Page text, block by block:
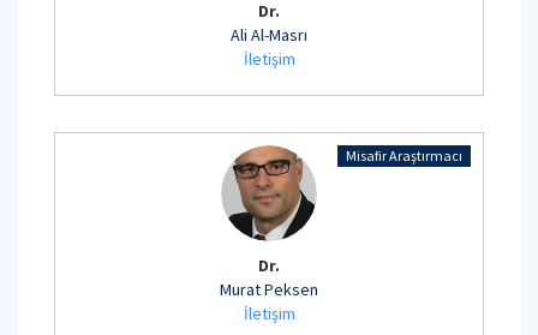
Dr.
Ali Al-Masrı
İletişim
Misafir Araştırmacı
Dr.
Murat Peksen
İletişim